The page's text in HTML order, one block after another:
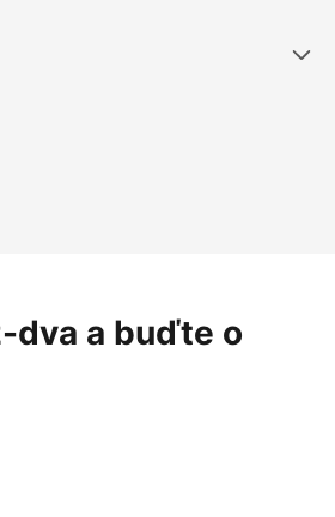
dva a buďte o